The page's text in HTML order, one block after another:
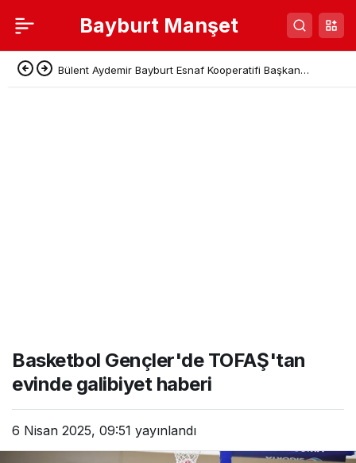
Bayburt Manşet
Bülent Aydemir Bayburt Esnaf Kooperatifi Başkan
Basketbol Gençler'de TOFAŞ'tan
evinde galibiyet haberi
6 Nisan 2025, 09:51 yayınlandı